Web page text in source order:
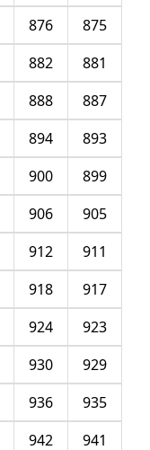
875
876
881
882
887
888
893
894
899
900
905
906
911
912
917
918
923
924
929
930
935
936
941
942